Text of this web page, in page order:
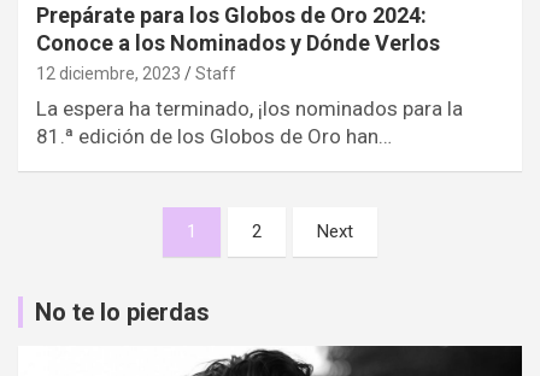
Prepárate para los Globos de Oro 2024:
Conoce a los Nominados y Dónde Verlos
12 diciembre, 2023 Staff
La espera ha terminado, ¡los nominados para la
81.ª edición de los Globos de Oro han…
entradas
1 2 Next
No te lo pierdas